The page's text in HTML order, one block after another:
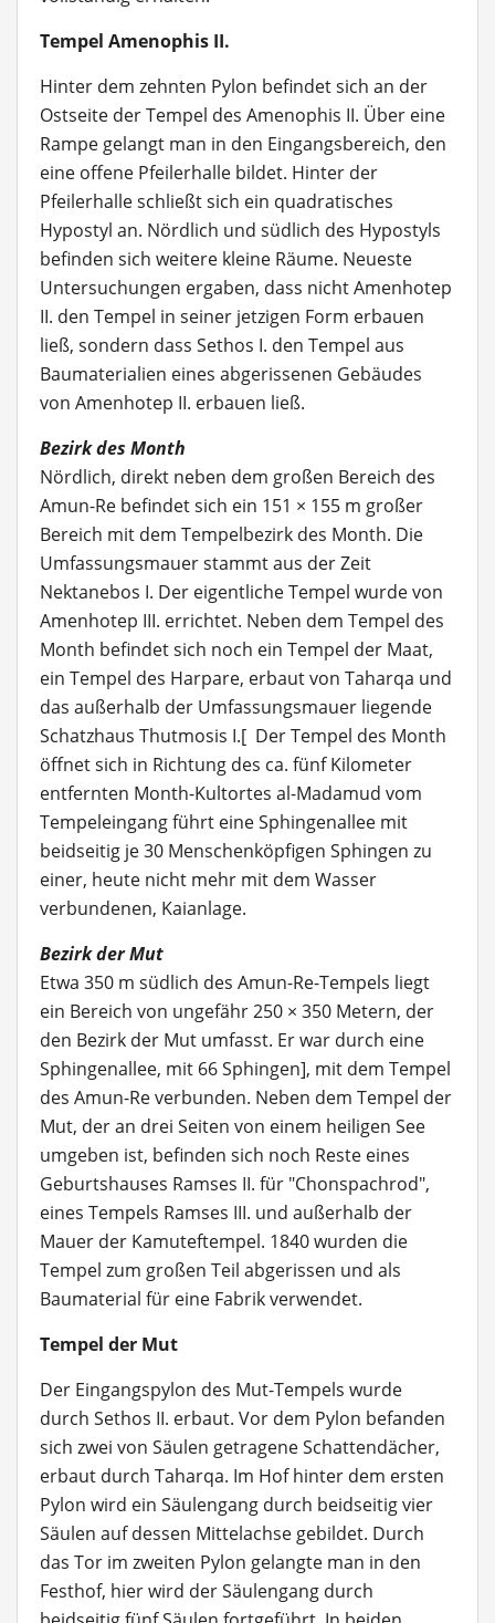
Tempel Amenophis II.
Hinter dem zehnten Pylon befindet sich an der
Ostseite der Tempel des Amenophis II. Über eine
Rampe gelangt man in den Eingangsbereich, den
eine offene Pfeilerhalle bildet. Hinter der
Pfeilerhalle schließt sich ein quadratisches
Hypostyl an. Nördlich und südlich des Hypostyls
befinden sich weitere kleine Räume. Neueste
Untersuchungen ergaben, dass nicht Amenhotep
II. den Tempel in seiner jetzigen Form erbauen
ließ, sondern dass Sethos I. den Tempel aus
Baumaterialien eines abgerissenen Gebäudes
von Amenhotep II. erbauen ließ.
Bezirk des Month
Nördlich, direkt neben dem großen Bereich des
Amun-Re befindet sich ein 151 × 155 m großer
Bereich mit dem Tempelbezirk des Month. Die
Umfassungsmauer stammt aus der Zeit
Nektanebos I. Der eigentliche Tempel wurde von
Amenhotep III. errichtet. Neben dem Tempel des
Month befindet sich noch ein Tempel der Maat,
ein Tempel des Harpare, erbaut von Taharqa und
das außerhalb der Umfassungsmauer liegende
Schatzhaus Thutmosis I.[ Der Tempel des Month
öffnet sich in Richtung des ca. fünf Kilometer
entfernten Month-Kultortes al-Madamud vom
Tempeleingang führt eine Sphingenallee mit
beidseitig je 30 Menschenköpfigen Sphingen zu
einer, heute nicht mehr mit dem Wasser
verbundenen, Kaianlage.
Bezirk der Mut
Etwa 350 m südlich des Amun-Re-Tempels liegt
ein Bereich von ungefähr 250 × 350 Metern, der
den Bezirk der Mut umfasst. Er war durch eine
Sphingenallee, mit 66 Sphingen], mit dem Tempel
des Amun-Re verbunden. Neben dem Tempel der
Mut, der an drei Seiten von einem heiligen See
umgeben ist, befinden sich noch Reste eines
Geburtshauses Ramses II. für "Chonspachrod",
eines Tempels Ramses III. und außerhalb der
Mauer der Kamuteftempel. 1840 wurden die
Tempel zum großen Teil abgerissen und als
Baumaterial für eine Fabrik verwendet.
Tempel der Mut
Der Eingangspylon des Mut-Tempels wurde
durch Sethos II. erbaut. Vor dem Pylon befanden
sich zwei von Säulen getragene Schattendächer,
erbaut durch Taharqa. Im Hof hinter dem ersten
Pylon wird ein Säulengang durch beidseitig vier
Säulen auf dessen Mittelachse gebildet. Durch
das Tor im zweiten Pylon gelangte man in den
Festhof, hier wird der Säulengang durch